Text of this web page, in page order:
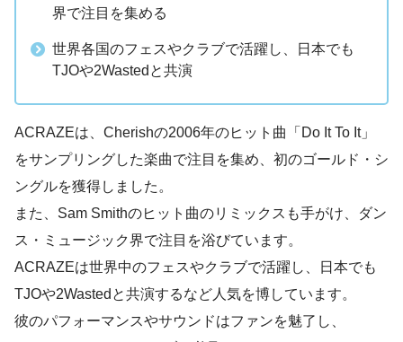
界で注目を集める
世界各国のフェスやクラブで活躍し、日本でも
TJOや2Wastedと共演
ACRAZEは、Cherishの2006年のヒット曲「Do It To It」
をサンプリングした楽曲で注目を集め、初のゴールド・シ
ングルを獲得しました。
また、Sam Smithのヒット曲のリミックスも手がけ、ダン
ス・ミュージック界で注目を浴びています。
ACRAZEは世界中のフェスやクラブで活躍し、日本でも
TJOや2Wastedと共演するなど人気を博しています。
彼のパフォーマンスやサウンドはファンを魅了し、